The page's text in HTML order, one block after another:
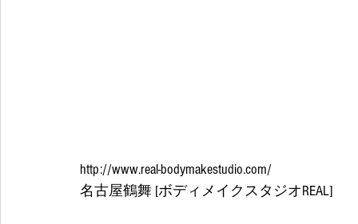
http://www.real-bodymakestudio.com/
名古屋鶴舞 [ボディメイクスタジオREAL]